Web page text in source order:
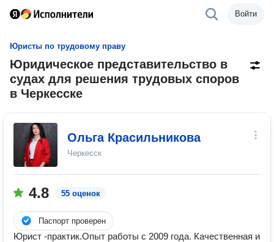
Войти
Юристы по трудовому праву
Юридическое представительство в
судах для решения трудовых споров
в Черкесске
Ольга Красильникова
Черкесск
4.8 55 оценок
Паспорт проверен
Юрист -практик.Опыт работы с 2009 года. Качественная и